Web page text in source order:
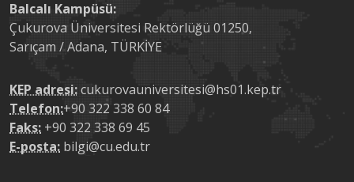
Balcalı Kampüsü:
Çukurova Üniversitesi Rektörlüğü 01250,
Sarıçam / Adana, TÜRKİYE
KEP adresi:cukurovauniversitesi@hs01.kep.tr
Telefon:+90 322 338 60 84
Faks: +90 322 338 69 45
E-posta: bilgi@cu.edu.tr